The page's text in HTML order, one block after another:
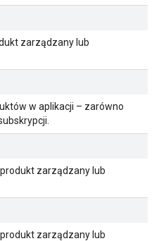
zarządzany lub
w aplikacji – zarówno
zarządzany lub
zarządzany lub